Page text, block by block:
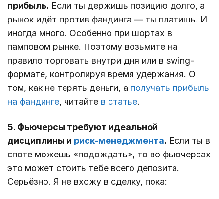
прибыль. Если ты держишь позицию долго, а
рынок идёт против фандинга — ты платишь. И
иногда много. Особенно при шортах в
памповом рынке. Поэтому возьмите на
правило торговать внутри дня или в swing-
формате, контролируя время удержания. О
том, как не терять деньги, а получать прибыль
на фандинге, читайте в статье.
5. Фьючерсы требуют идеальной
дисциплины и риск-менеджмента. Если ты в
споте можешь «подождать», то во фьючерсах
это может стоить тебе всего депозита.
Серьёзно. Я не вхожу в сделку, пока: